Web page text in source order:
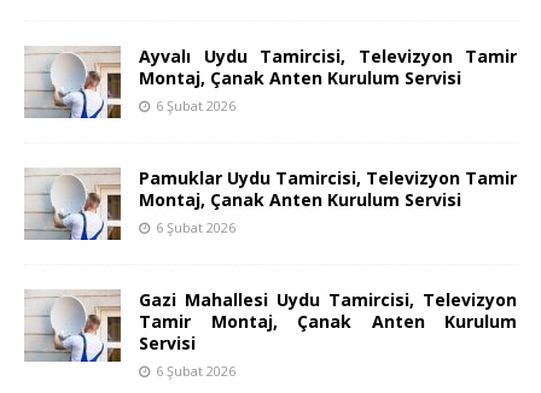
Ayvalı Uydu Tamircisi, Televizyon Tamir
Montaj, Çanak Anten Kurulum Servisi
6 Şubat 2026
Pamuklar Uydu Tamircisi, Televizyon Tamir
Montaj, Çanak Anten Kurulum Servisi
6 Şubat 2026
Gazi Mahallesi Uydu Tamircisi, Televizyon
Tamir Montaj, Çanak Anten Kurulum
Servisi
6 Şubat 2026